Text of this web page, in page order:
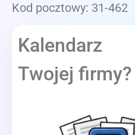
Kod pocztowy: 31-462
Kalendarz
Twojej firmy?